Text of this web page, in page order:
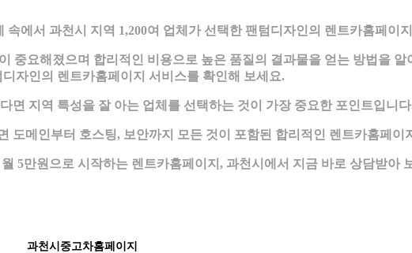
에서 과천시 지역 1,200여 업체가 선택한 팬텀디자인의 렌트카홈페이
중요해졌으며 합리적인 비용으로 높은 품질의 결과물을 얻는 방법을 알
자인의 렌트카홈페이지 서비스를 확인해 보세요.
면 지역 특성을 잘 아는 업체를 선택하는 것이 가장 중요한 포인트입니
도메인부터 호스팅, 보안까지 모든 것이 포함된 합리적인 렌트카홈페이
5만원으로 시작하는 렌트카홈페이지, 과천시에서 지금 바로 상담받아
과천시중고차홈페이지